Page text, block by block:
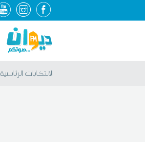
الانتخابات الرئاسية 2024